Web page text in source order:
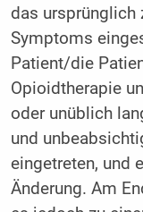
das ursprünglich
Symptoms
Patient/die
Opioidtherapie
oder unüblich
und
eingetreten, und
Änderung. Am